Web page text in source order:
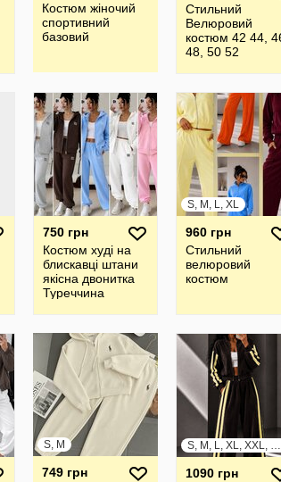
Костюм жіночий
спортивний
базовий
Стильний
Велюровий
костюм 42 44,
48, 50 52
750 грн
Костюм худі на
блискавці штани
якісна двонитка
Туреччина
S, M, L, XL
960 грн
Стильний
велюровий
костюм
S, M
749 грн
S, M, L, XL, XXL, XXXL
1090 грн